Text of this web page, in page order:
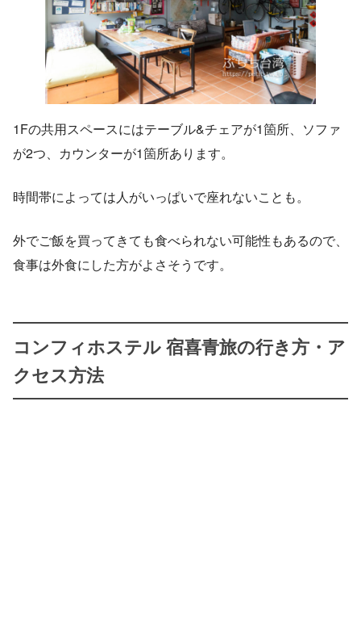
1Fの共用スペースにはテーブル&チェアが1箇所、ソファ
が2つ、カウンターが1箇所あります。
時間帯によっては人がいっぱいで座れないことも。
外でご飯を買ってきても食べられない可能性もあるので、
食事は外食にした方がよさそうです。
コンフィホステル 宿喜青旅の行き方・ア
クセス方法